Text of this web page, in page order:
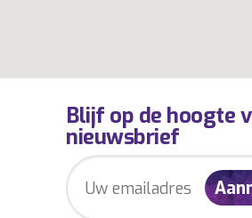
Blijf op de hoogte
nieuwsbrief